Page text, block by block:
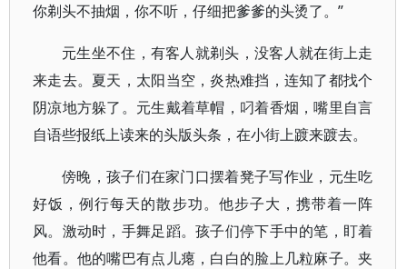
你剃头不抽烟，你不听，仔细把爹爹的头烫了。”
元生坐不住，有客人就剃头，没客人就在街上走
来走去。夏天，太阳当空，炎热难挡，连知了都找个
阴凉地方躲了。元生戴着草帽，叼着香烟，嘴里自言
自语些报纸上读来的头版头条，在小街上踱来踱去。
傍晚，孩子们在家门口摆着凳子写作业，元生吃
好饭，例行每天的散步功。他步子大，携带着一阵
风。激动时，手舞足蹈。孩子们停下手中的笔，盯着
他看。他的嘴巴有点儿瘪，白白的脸上几粒麻子。夹